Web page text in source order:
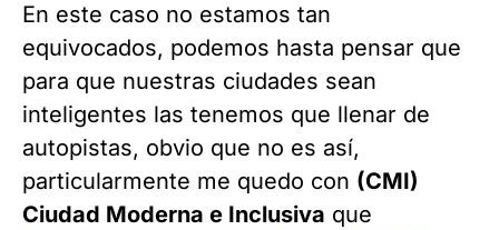
En este caso no estamos tan
equivocados, podemos hasta pensar que
para que nuestras ciudades sean
inteligentes las tenemos que llenar de
autopistas, obvio que no es así,
particularmente me quedo con (CMI)
Ciudad Moderna e Inclusiva que